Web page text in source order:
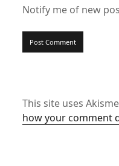
Notify me of new
This site uses
how your comment